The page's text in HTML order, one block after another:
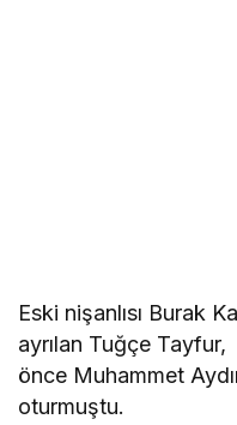
Eski nişanlısı Burak
ayrılan Tuğçe
önce Muhammet
oturmuştu.